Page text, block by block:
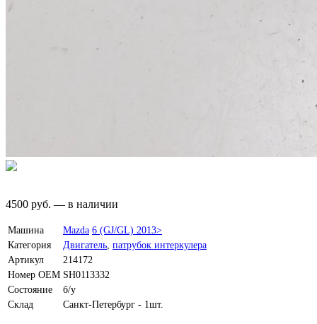
4500 руб. — в наличии
Машина Mazda 6 (GJ/GL) 2013>
Категория
Двигатель патрубок интеркулера
Артикул
214172
Номер OEM SH0113332
Состояние
б/у
Склад
Санкт-Петербург - 1шт.